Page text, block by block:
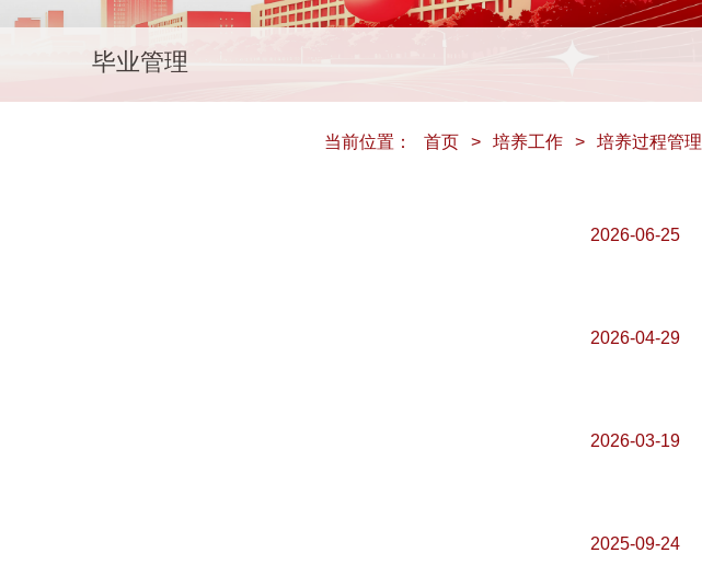
当前位置： 首页 > 培养工作 > 培养过程管理
毕业管理
2026-06-25
2026-04-29
2026-03-19
2025-09-24